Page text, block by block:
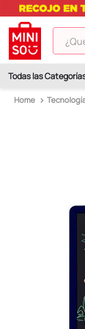
¿Qué